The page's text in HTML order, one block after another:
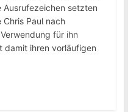
setzten
Paul nach
für ihn
damit ihren vorläufigen